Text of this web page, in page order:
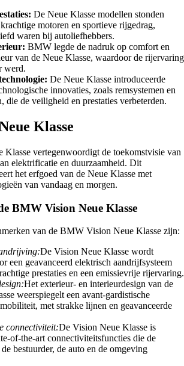
De Neue Klasse modellen stonden
motoren en sportieve rijgedrag,
waren bij autoliefhebbers.
BMW legde de nadruk op comfort en
van de Neue Klasse, waardoor de rijervaring
werd.
De Neue Klasse introduceerde
innovaties, zoals remsystemen en
die de veiligheid en prestaties verbeterden.
Klasse
vertegenwoordigt de toekomstvisie van
elektrificatie en duurzaamheid. Dit
het erfgoed van de Neue Klasse met
van vandaag en morgen.
BMW Vision Neue Klasse
van de BMW Vision Neue Klasse zijn:
De Vision Neue Klasse wordt
een geavanceerd elektrisch aandrijfsysteem
prestaties en een emissievrije rijervaring.
Het exterieur- en interieurdesign van de
weerspiegelt een avant-gardistische
met strakke lijnen en geavanceerde
connectiviteit:De Vision Neue Klasse is
of-the-art connectiviteitsfuncties die de
bestuurder, de auto en de omgeving